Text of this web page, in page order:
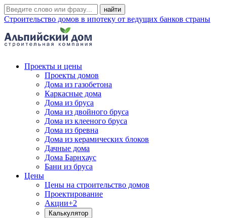
Строительство домов в ипотеку от ведущих банков страны
Проекты и цены
Проекты домов
Дома из газобетона
Каркасные дома
Дома из бруса
Дома из двойного бруса
Дома из клееного бруса
Дома из бревна
Дома из керамических блоков
Дачные дома
Дома Барнхаус
Бани из бруса
Цены
Цены на строительство домов
Проектирование
Акции+2
Калькулятор